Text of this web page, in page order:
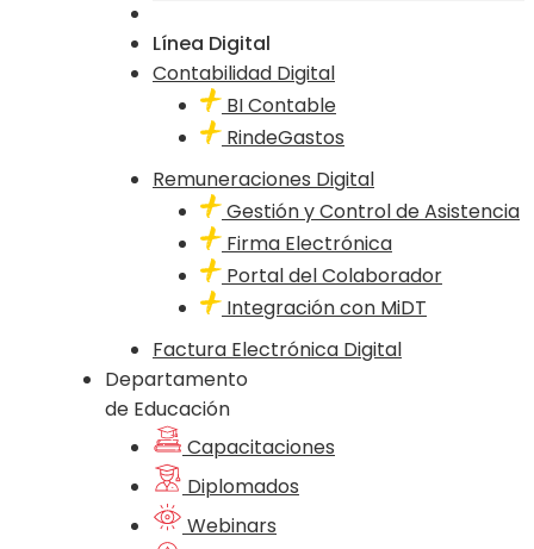
Línea Digital
Contabilidad Digital
BI Contable
RindeGastos
Remuneraciones Digital
Gestión y Control de Asistencia
Firma Electrónica
Portal del Colaborador
Integración con MiDT
Factura Electrónica Digital
Departamento
de Educación
Capacitaciones
Diplomados
Webinars